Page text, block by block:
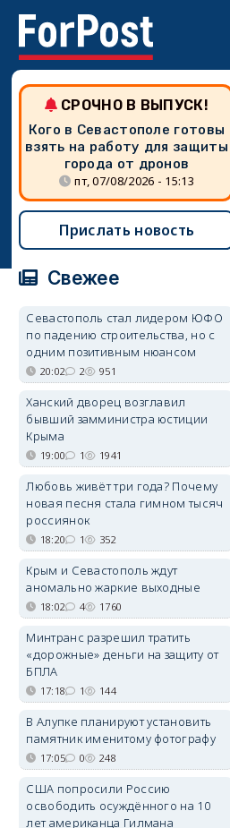
СРОЧНО В ВЫПУСК!
Кого в Севастополе готовы
взять на работу для защиты
города от дронов
пт, 07/08/2026 - 15:13
Прислать новость
Свежее
Севастополь стал лидером ЮФО
по падению строительства, но с
одним позитивным нюансом
20:02 2 951
Ханский дворец возглавил
бывший замминистра юстиции
Крыма
19:00 1 1941
Любовь живёт три года? Почему
новая песня стала гимном тысяч
россиянок
18:20 1 352
Крым и Севастополь ждут
аномально жаркие выходные
18:02 4 1760
Минтранс разрешил тратить
«дорожные» деньги на защиту от
БПЛА
17:18 1 144
В Алупке планируют установить
памятник именитому фотографу
17:05 0 248
США попросили Россию
освободить осуждённого на 10
лет американца Гилмана